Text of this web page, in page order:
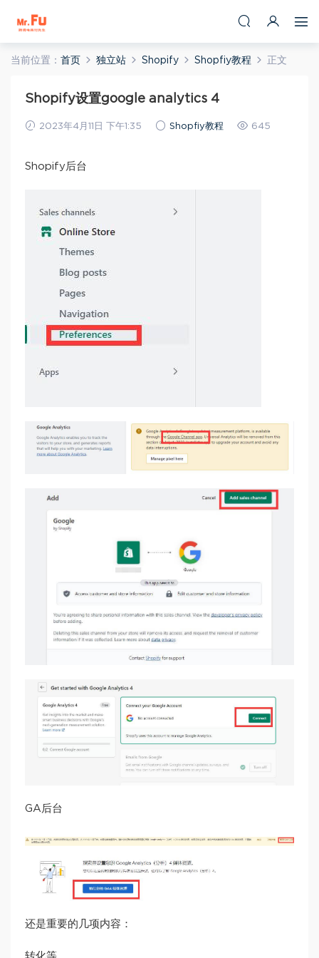
当前位置： 首页 独立站 Shopify Shopfiy教程 正文
Shopify设置google analytics 4
2023年4月11日 下午1:35 Shopfiy教程 645
Shopify后台
GA后台
还是重要的几项内容：